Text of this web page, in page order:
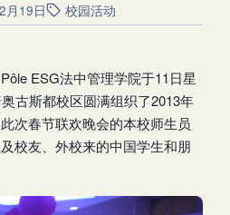
月19日 校园活动
ESG法中管理学院于11日星
古斯都校区圆满组织了2013年
次春节联欢晚会的本校师生员
校友、外校来的中国学生和朋